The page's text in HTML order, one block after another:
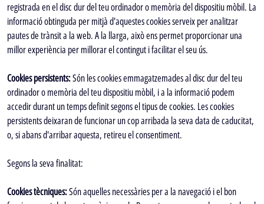
registrada en el disc dur del teu ordinador o memòria del dispositiu mòbil. La
informació obtinguda per mitjà d'aquestes cookies serveix per analitzar
pautes de trànsit a la web. A la llarga, això ens permet proporcionar una
millor experiència per millorar el contingut i facilitar el seu ús.
Cookies persistents:Són les cookies emmagatzemades al disc dur del teu
ordinador o memòria del teu dispositiu mòbil, i a la informació podem
accedir durant un temps definit segons el tipus de cookies. Les cookies
persistents deixaran de funcionar un cop arribada la seva data de caducitat,
o, si abans d'arribar aquesta, retireu el consentiment.
Segons la seva finalitat:
Cookies tècniques:Són aquelles necessàries per a la navegació i el bon